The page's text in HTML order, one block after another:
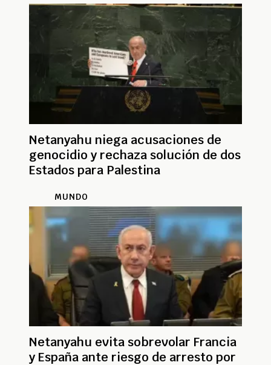
Netanyahu niega acusaciones de
genocidio y rechaza solución de dos
Estados para Palestina
MUNDO
Netanyahu evita sobrevolar Francia
y España ante riesgo de arresto por